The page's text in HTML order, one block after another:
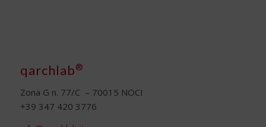
qarchlab®
Zona G n. 77/C – 70015 NOCI
+39 347 420 3776